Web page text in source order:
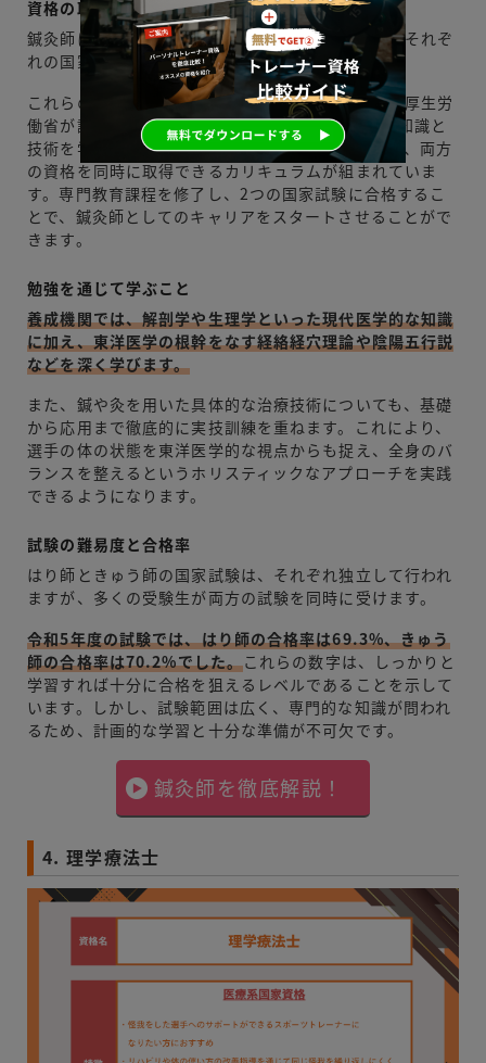
資格の取得方法
鍼灸師になるためには、「はり師」と「きゅう師」それぞ
れの国家試験に合格する必要があります。
これらの国家試験の受験資格は、文部科学省または厚生労
働省が認定する大学や専門学校で3年以上、専門の知識と
技術を学ぶことで得られます。多くの養成機関では、両方
の資格を同時に取得できるカリキュラムが組まれていま
す。専門教育課程を修了し、2つの国家試験に合格するこ
とで、鍼灸師としてのキャリアをスタートさせることがで
きます。
勉強を通じて学ぶこと
養成機関では、解剖学や生理学といった現代医学的な知識
に加え、東洋医学の根幹をなす経絡経穴理論や陰陽五行説
などを深く学びます。
また、鍼や灸を用いた具体的な治療技術についても、基礎
から応用まで徹底的に実技訓練を重ねます。これにより、
選手の体の状態を東洋医学的な視点からも捉え、全身のバ
ランスを整えるというホリスティックなアプローチを実践
できるようになります。
試験の難易度と合格率
はり師ときゅう師の国家試験は、それぞれ独立して行われ
ますが、多くの受験生が両方の試験を同時に受けます。
令和5年度の試験では、はり師の合格率は69.3%、きゅう
師の合格率は70.2%でした。これらの数字は、しっかりと
学習すれば十分に合格を狙えるレベルであることを示して
います。しかし、試験範囲は広く、専門的な知識が問われ
るため、計画的な学習と十分な準備が不可欠です。
鍼灸師を徹底解説！
4. 理学療法士